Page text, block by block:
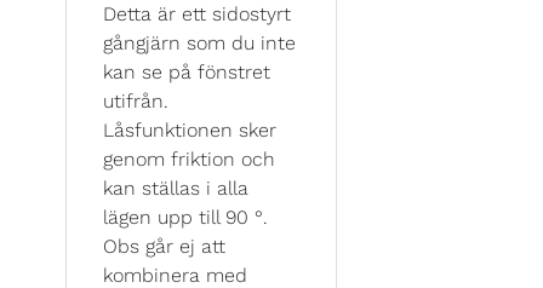
Detta är ett sidostyrt
gångjärn som du inte
kan se på fönstret
utifrån.
Låsfunktionen sker
genom friktion och
kan ställas i alla
lägen upp till 90 °.
Obs går ej att
kombinera med